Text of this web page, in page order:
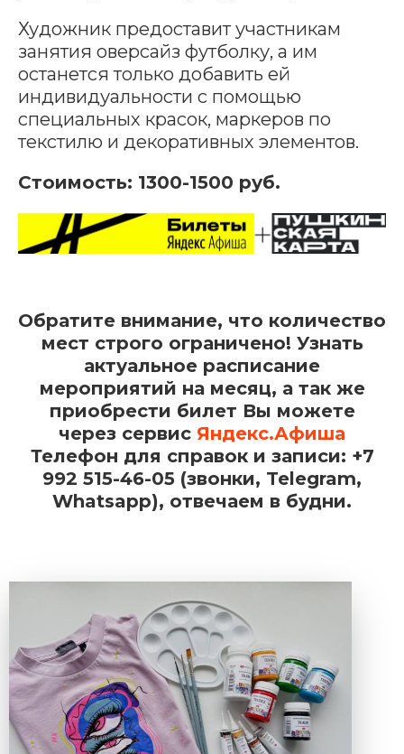
Художник предоставит участникам
занятия оверсайз футболку, а им
останется только добавить ей
индивидуальности с помощью
специальных красок, маркеров по
текстилю и декоративных элементов.
Стоимость: 1300-1500 руб.
Обратите внимание, что количество
мест строго ограничено! Узнать
актуальное расписание
мероприятий на месяц, а так же
приобрести билет Вы можете
через сервис Яндекс.Афиша
Телефон для справок и записи: +7
992 515-46-05 (звонки, Telegram,
Whatsapp), отвечаем в будни.